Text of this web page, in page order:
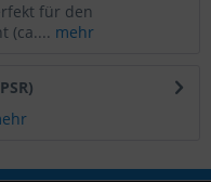
für den
(ca.... mehr